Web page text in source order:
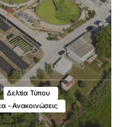
Δελτία Τύπου
- Ανακοινώσεις